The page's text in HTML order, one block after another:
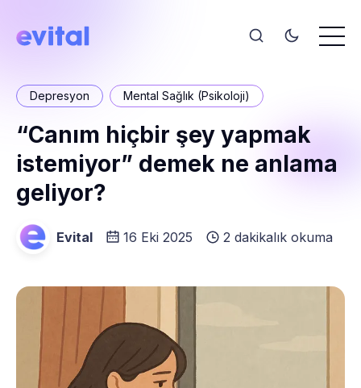
Depresyon Mental Sağlık (Psikoloji)
“Canım hiçbir şey yapmak
istemiyor” demek ne anlama
geliyor?
Evital 16 Eki 2025 2 dakikalık okuma